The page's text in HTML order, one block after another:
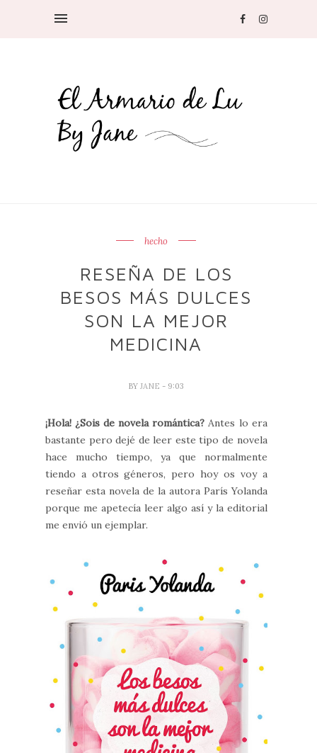
hecho
RESEÑA DE LOS
BESOS MÁS DULCES
SON LA MEJOR
MEDICINA
BYJANE - 9:03
¡Hola! ¿Sois de novela romántica?Antes lo era
bastante pero dejé de leer este tipo de novela
hace mucho tiempo, ya que normalmente
tiendo a otros géneros, pero hoy os voy a
reseñar esta novela de la autora París Yolanda
porque me apetecía leer algo así y la editorial
me envió un ejemplar.